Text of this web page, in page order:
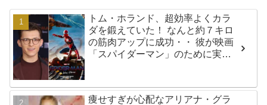
トム・ホランド、超効率よくカラ
ダを鍛えていた！ なんと約７キロ
の筋肉アップに成功・・ 彼が映画
「スパイダーマン」のために実践
痩せすぎが心配なアリアナ・グラ